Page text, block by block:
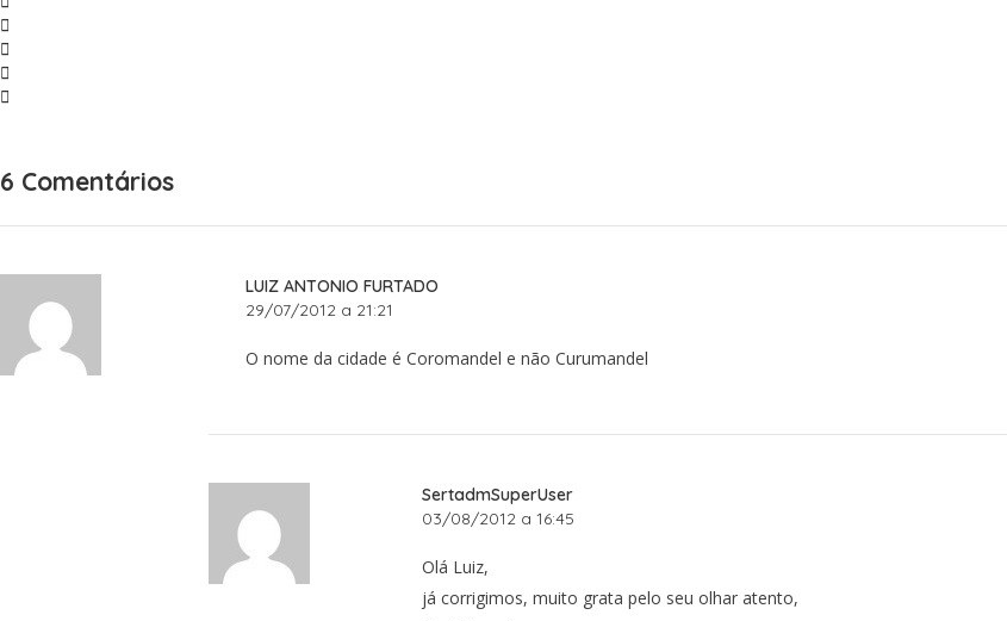
6 Comentários
LUIZ ANTONIO FURTADO
29/07/2012 a 21:21
O nome da cidade é Coromandel e não Curumandel
SertadmSuperUser
03/08/2012 a 16:45
Olá Luiz,
já corrigimos, muito grata pelo seu olhar atento,